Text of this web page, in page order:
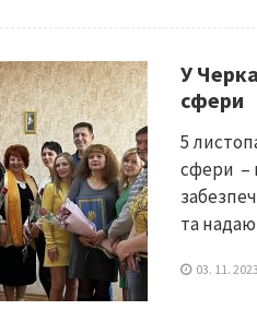
У
сфери
5
сфери –
та
03. 11.